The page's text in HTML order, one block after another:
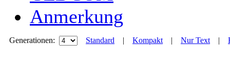
Anmerkung
Generationen: Standard | Kompakt| Nur Text|